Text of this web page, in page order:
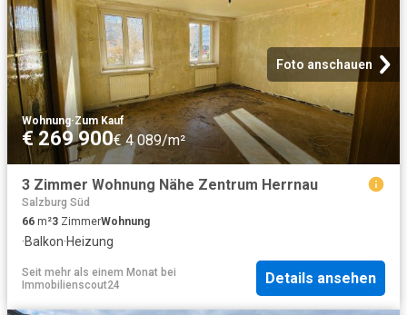
Foto anschauen
Wohnung·Zum Kauf
€ 269 900€ 4 089/m²
3 Zimmer Wohnung Nähe Zentrum Herrnau
Salzburg Süd
66 m²3 ZimmerWohnung
·Balkon·Heizung
Seit mehr als einem Monat bei
Immobilienscout24
Details ansehen